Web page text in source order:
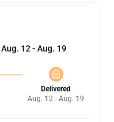
Aug. 12 - Aug. 19
Delivered
Aug. 12 - Aug. 19